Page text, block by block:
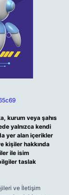
kurum veya şahıs
yalnızca kendi
yer alan içerikler
kişiler hakkında
ile isim
taslak
ve İletişim